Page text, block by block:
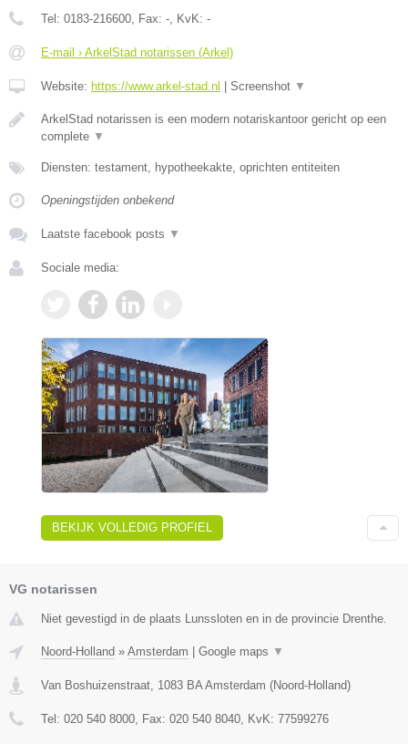
Tel: 0183-216600, Fax: -, KvK: -
E-mail › ArkelStad notarissen (Arkel)
Website: https://www.arkel-stad.nl Screenshot ▼
ArkelStad notarissen is een modern notariskantoor gericht op een
complete ▼
Diensten: testament, hypotheekakte, oprichten entiteiten
Openingstijden onbekend
Laatste facebook posts ▼
Sociale media:
BEKIJK VOLLEDIG PROFIEL
VG notarissen
Niet gevestigd in de plaats Lunssloten en in de provincie Drenthe.
Noord-Holland » Amsterdam | Google maps ▼
Van Boshuizenstraat 1083 BA Amsterdam (Noord-Holland)
Tel: 020 540 8000 , Fax: 020 540 8040 , KvK: 77599276